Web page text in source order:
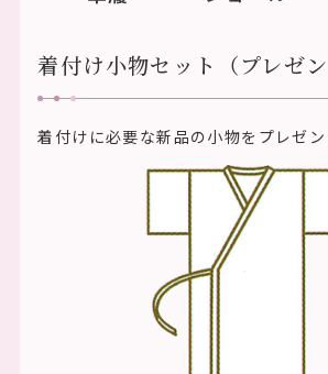
着付け小物セット（プレゼン
着付けに必要な新品の小物をプレゼン